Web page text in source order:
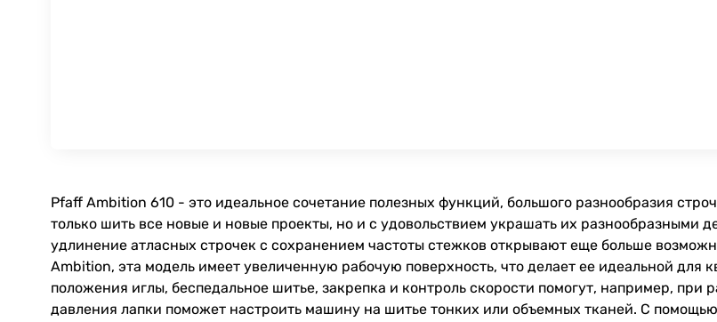
Pfaff Ambition 610 - это идеальное сочетание полезных функций, большого разнообразия
только шить все новые и новые проекты, но и с удовольствием украшать их разнообразными
удлинение атласных строчек с сохранением частоты стежков открывают еще больше
Ambition, эта модель имеет увеличенную рабочую поверхность, что делает ее идеальной
положения иглы, беспедальное шитье, закрепка и контроль скорости помогут, например,
давления лапки поможет настроить машину на шитье тонких или объемных тканей. С